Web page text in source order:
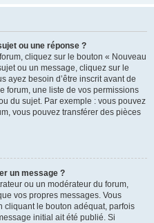
ou une réponse ?
cliquez sur le bouton « Nouveau
ou un message, cliquez sur le
ayez besoin d’être inscrit avant de
forum, une liste de vos permissions
du sujet. Par exemple : vous pouvez
vous pouvez transférer des pièces
un message ?
ou un modérateur du forum,
vos propres messages. Vous
cliquant le bouton adéquat, parfois
initial ait été publié. Si